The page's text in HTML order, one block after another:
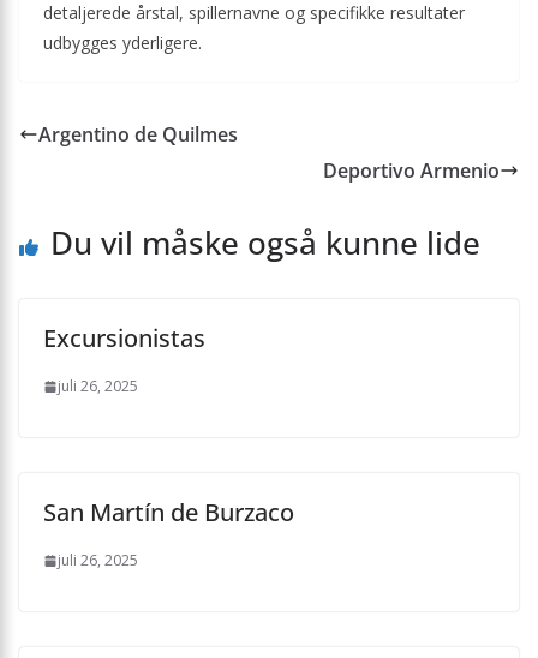
detaljerede årstal, spillernavne og specifikke resultater
udbygges yderligere.
Argentino de Quilmes
Deportivo Armenio
Du vil måske også kunne lide
Excursionistas
juli 26, 2025
San Martín de Burzaco
juli 26, 2025